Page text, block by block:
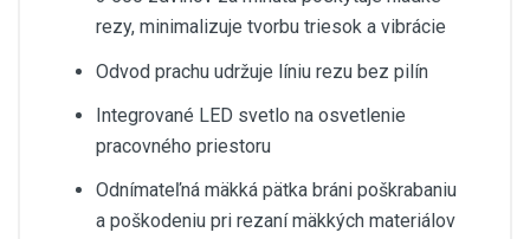
rezy, minimalizuje tvorbu triesok a vibrácie
Odvod prachu udržuje líniu rezu bez pilín
Integrované LED svetlo na osvetlenie
pracovného priestoru
Odnímateľná mäkká pätka bráni poškrabaniu
a poškodeniu pri rezaní mäkkých materiálov